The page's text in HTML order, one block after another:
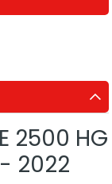
2500 HG
2022